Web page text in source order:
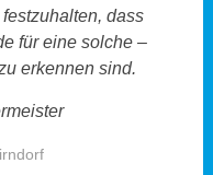
dass
für eine solche –
erkennen sind.